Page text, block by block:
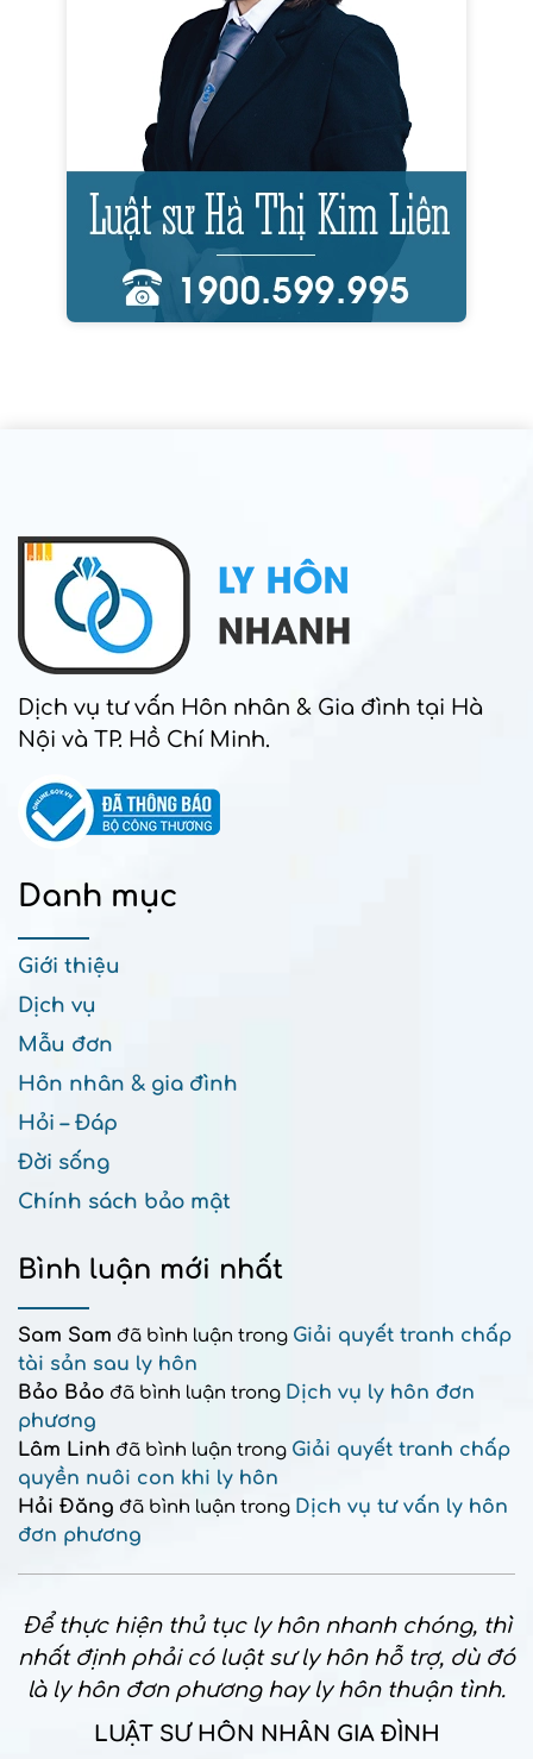
Dịch vụ tư vấn Hôn nhân & Gia đình tại Hà
Nội và TP. Hồ Chí Minh.
Danh mục
Giới thiệu
Dịch vụ
Mẫu đơn
Hôn nhân & gia đình
Hỏi – Đáp
Đời sống
Chính sách bảo mật
Bình luận mới nhất
Sam Sam đã bình luận trong Giải quyết tranh chấp
tài sản sau ly hôn
Bảo Bảo đã bình luận trong Dịch vụ ly hôn đơn
phương
Lâm Linh đã bình luận trong Giải quyết tranh chấp
quyền nuôi con khi ly hôn
Hải Đăng đã bình luận trong Dịch vụ tư vấn ly hôn
đơn phương
Để thực hiện thủ tục ly hôn nhanh chóng, thì
nhất định phải có luật sư ly hôn hỗ trợ, dù đó
là ly hôn đơn phương hay ly hôn thuận tình.
LUẬT SƯ HÔN NHÂN GIA ĐÌNH